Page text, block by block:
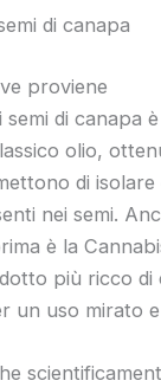
di canapa
proviene
semi di canapa
olio,
di
nei semi.
è la
più ricco di
un uso mirato